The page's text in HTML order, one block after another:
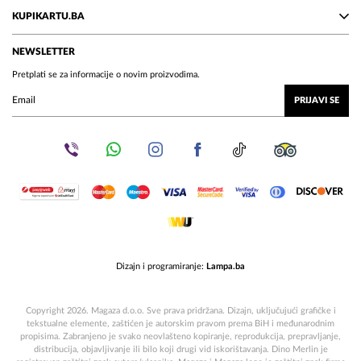
KUPIKARTU.BA
NEWSLETTER
Pretplati se za informacije o novim proizvodima.
PRIJAVI SE
Dizajn i programiranje: Lampa.ba
Copyright 2026. Magaza d.o.o. Sve prava pridržana. Dizajn, uključujući grafičke i
tekstualne elemente, zaštićen je autorskim pravom prema BiH i međunarodnim
propisima. Zabranjeno je svako neovlašteno kopiranje, reprodukcija, prepravljanje,
distribucija, objavljivanje ili bilo koji drugi vid iskorištavanja. Dino Merlin je